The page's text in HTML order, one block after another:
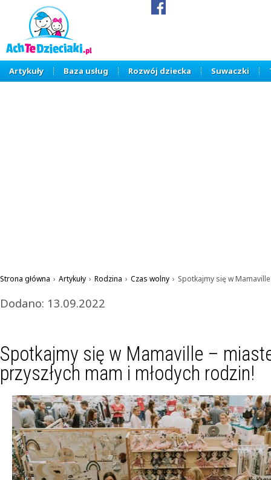
Artykuły Baza usług Rozwój dziecka Suwaczki
Strona główna › Artykuły › Rodzina › Czas wolny › Spotkajmy się w
Dodano: 13.09.2022
Spotkajmy się w Mamaville –
przyszłych mam i młodych rodzin!